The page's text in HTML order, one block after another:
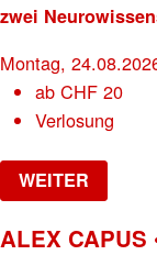
zwei
Montag,
abCHF 20
Verlosung
WEITER
ALEX CAPUS